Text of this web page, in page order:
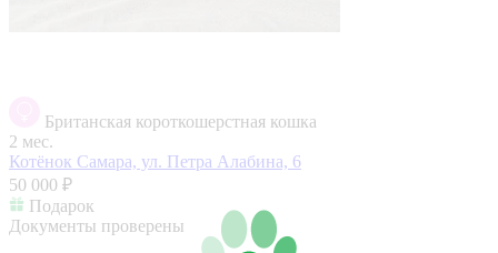
Британская короткошерстная кошка
2 мес.
Котёнок Самара, ул. Петра Алабина, 6
50 000 ₽
Подарок
Документы проверены